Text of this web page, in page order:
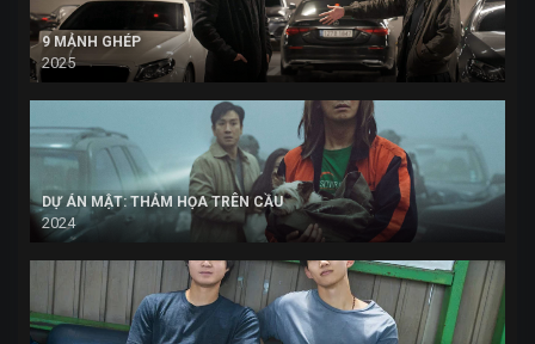
9 MẢNH GHÉP
2025
DỰ ÁN MẬT: THẢM HỌA TRÊN CẦU
2024